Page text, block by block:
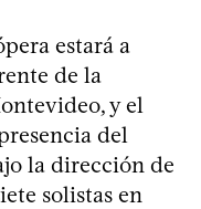
estará a
de la
y el
del
la dirección de
solistas en